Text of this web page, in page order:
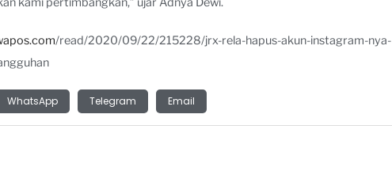
/read/2020/09/22/215228/jrx-rela-hapus-akun-instagram-nya-
WhatsApp Telegram Email